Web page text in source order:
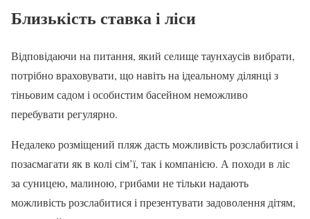
Близькість ставка і ліси
Відповідаючи на питання, який селище таунхаусів вибрати,
потрібно враховувати, що навіть на ідеальному ділянці з
тіньовим садом і особистим басейном неможливо
перебувати регулярно.
Недалеко розміщений пляж дасть можливість розслабитися і
позасмагати як в колі сім’ї, так і компанією. А походи в ліс
за суницею, малиною, грибами не тільки надають
можливість розслабитися і презентувати задоволення дітям,